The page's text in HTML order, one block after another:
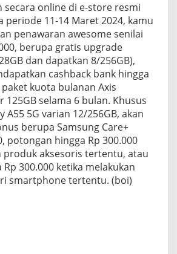
secara online di e-store resmi
periode 11-14 Maret 2024, kamu
penawaran awesome senilai
berupa gratis upgrade
dan dapatkan 8/256GB),
cashback bank hingga
kuota bulanan Axis
125GB selama 6 bulan. Khusus
A55 5G varian 12/256GB, akan
berupa Samsung Care+
potongan hingga Rp 300.000
aksesoris tertentu, atau
300.000 ketika melakukan
smartphone tertentu. (boi)